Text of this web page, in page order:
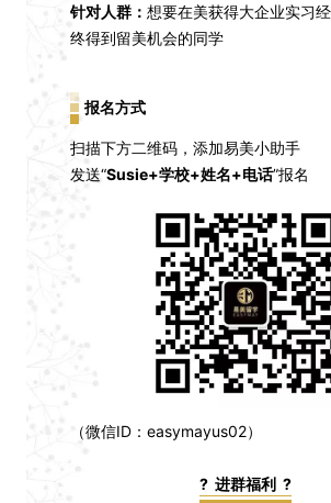
针对人群： 想要在美获得大企业实习
终得到留美机会的同学
报名方式
扫描下方二维码，添加易美小助手
发送“Susie+学校+姓名+电话”报名
（微信ID：easymayus02）
? 进群福利 ?